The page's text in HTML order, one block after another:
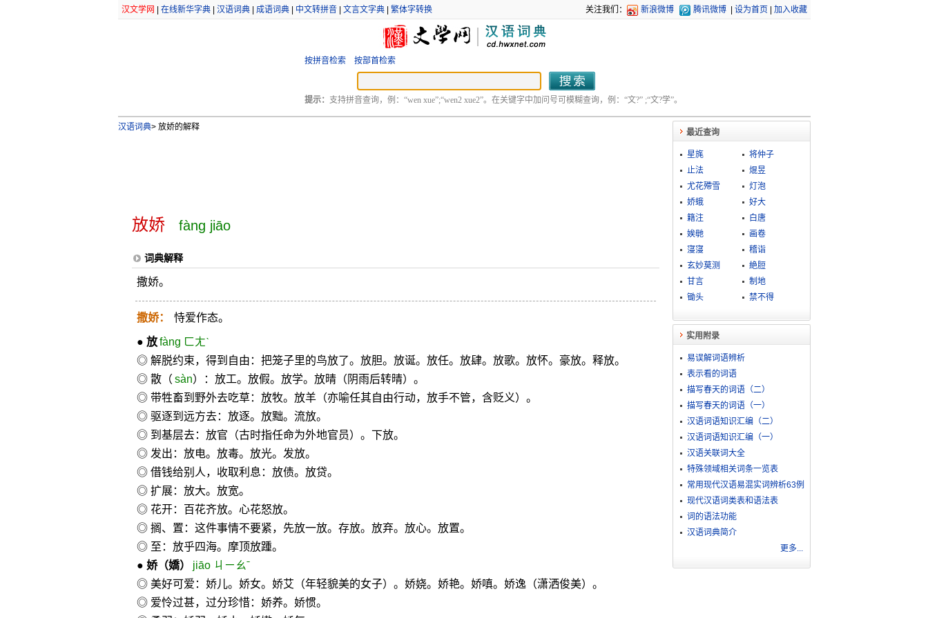
汉文学网 在线新华字典| 汉语词典| 成语词典| 中文转拼音| 文言文字典| 繁体字转换 关注我们： 新浪微博 腾讯微博 设为首页 加入收藏
按拼音检索 按部首检索
提示： 支持拼音查询，例：“wen xue”;“wen2 xue2”。在关键字中加问号可模糊查询，例：“文?” ;“文?学”。
汉语词典>放娇的解释
放娇 fàng jiāo
词典解释
撒娇。
撒娇： 恃爱作态。
● 放 fàng ㄈㄤˋ
◎ 解脱约束，得到自由：把笼子里的鸟放了。放胆。放诞。放任。放肆。放歌。放怀。豪放。释放。
◎ 散（ sàn）：放工。放假。放学。放晴（阴雨后转晴）。
◎ 带牲畜到野外去吃草：放牧。放羊（亦喻任其自由行动，放手不管，含贬义）。
◎ 驱逐到远方去：放逐。放黜。流放。
◎ 到基层去：放官（古时指任命为外地官员）。下放。
◎ 发出：放电。放毒。放光。发放。
◎ 借钱给别人，收取利息：放债。放贷。
◎ 扩展：放大。放宽。
◎ 花开：百花齐放。心花怒放。
◎ 搁、置：这件事情不要紧，先放一放。存放。放弃。放心。放置。
◎ 至：放乎四海。摩顶放踵。
● 娇（嬌）
jiāo ㄐㄧㄠˉ
◎ 美好可爱：娇儿。娇女。娇艾（年轻貌美的女子）。娇娆。娇艳。娇嗔。娇逸（潇洒俊美）。
◎ 爱怜过甚，过分珍惜：娇养。娇惯。
最近查询
星旄
将仲子
止法
焜昱
尤花殢雪
灯泡
娇蛾
好大
籍注
白唐
娭毑
画卷
寖寖
稽诣
玄妙莫测
絶脰
甘言
制地
锄头
禁不得
实用附录
易误解词语辨析
表示看的词语
描写春天的词语（二）
描写春天的词语（一）
汉语词语知识汇编（二）
汉语词语知识汇编（一）
汉语关联词大全
特殊领域相关词条一览表
常用现代汉语易混实词辨析63例
现代汉语词类表和语法表
词的语法功能
汉语词典简介
更多...